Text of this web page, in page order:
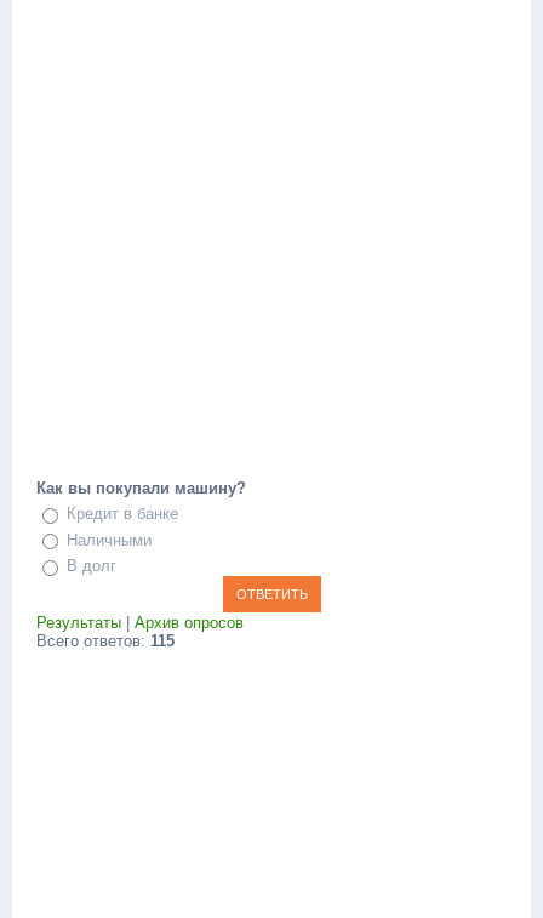
Как вы покупали машину?
Кредит в банке
Наличными
В долг
Результаты | Архив опросов
Всего ответов: 115